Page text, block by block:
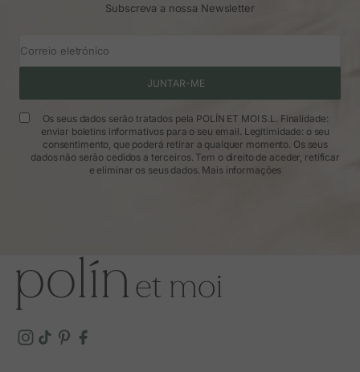
Subscreva a nossa Newsletter
Correio eletrónico
JUNTAR-ME
Os seus dados serão tratados pela POLÍN ET MOI S.L. Finalidade:
enviar boletins informativos para o seu email. Legitimidade: o seu
consentimento, que poderá retirar a qualquer momento. Os seus
dados não serão cedidos a terceiros. Tem o direito de aceder, retificar
e eliminar os seus dados. Mais informações